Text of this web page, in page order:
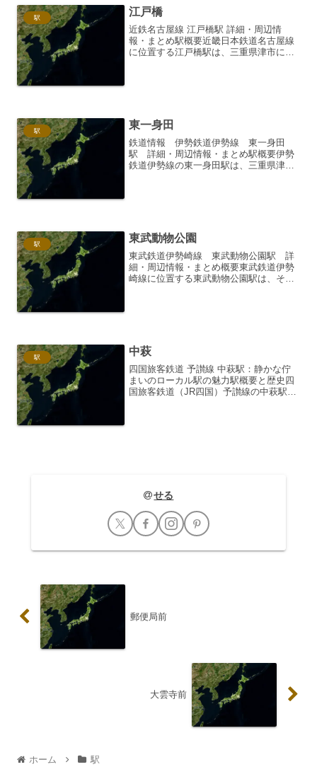
駅 江戸橋
近鉄名古屋線 江戸橋駅 詳細・周辺情
報・まとめ駅概要近畿日本鉄道名古屋線
に位置する江戸橋駅は、三重県津市にあ
駅 東一身田
鉄道情報 伊勢鉄道伊勢線 東一身田
駅 詳細・周辺情報・まとめ駅概要伊勢
鉄道伊勢線の東一身田駅は、三重県津市
駅 東武動物公園
東武鉄道伊勢崎線 東武動物公園駅 詳
細・周辺情報・まとめ概要東武鉄道伊勢
崎線に位置する東武動物公園駅は、その
駅 中萩
四国旅客鉄道 予讃線 中萩駅：静かな佇
まいのローカル駅の魅力駅概要と歴史四
国旅客鉄道（JR四国）予讃線の中萩駅
せる
郵便局前
大雲寺前
ホーム 駅